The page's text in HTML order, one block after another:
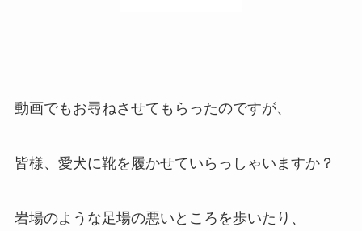
動画でもお尋ねさせてもらったのですが、
皆様、愛犬に靴を履かせていらっしゃいますか？
岩場のような足場の悪いところを歩いたり、